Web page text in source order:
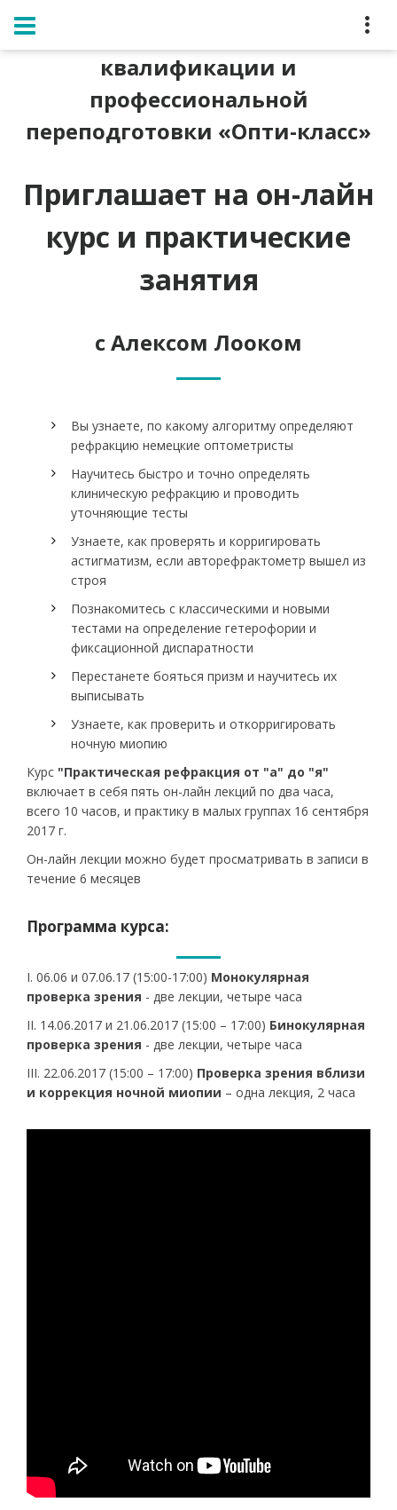
ЧУ ДПО «Институт повышения
квалификации и
профессиональной
переподготовки «Опти-класс»
Приглашает на он-лайн
курс и практические
занятия
с Алексом Лооком
Вы узнаете, по какому алгоритму определяют
рефракцию немецкие оптометристы
Научитесь быстро и точно определять
клиническую рефракцию и проводить
уточняющие тесты
Узнаете, как проверять и корригировать
астигматизм, если авторефрактометр вышел из
строя
Познакомитесь с классическими и новыми
тестами на определение гетерофории и
фиксационной диспаратности
Перестанете бояться призм и научитесь их
выписывать
Узнаете, как проверить и откорригировать
ночную миопию
Курс "Практическая рефракция от "а" до "я"
включает в себя пять он-лайн лекций по два часа,
всего 10 часов, и практику в малых группах 16 сентября
2017 г.
Он-лайн лекции можно будет просматривать в записи в
течение 6 месяцев
Программа курса:
I. 06.06 и 07.06.17 (15:00-17:00) Монокулярная
проверка зрения - две лекции, четыре часа
II. 14.06.2017 и 21.06.2017 (15:00 – 17:00) Бинокулярная
проверка зрения - две лекции, четыре часа
III. 22.06.2017 (15:00 – 17:00) Проверка зрения вблизи
и коррекция ночной миопии – одна лекция, 2 часа